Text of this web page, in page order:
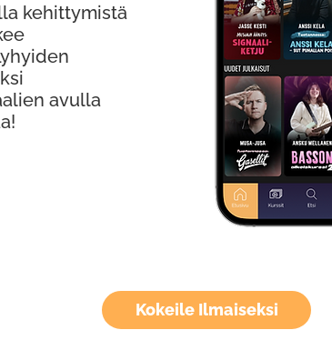
Kokeile Ilmaiseksi
kehittymistä
avulla